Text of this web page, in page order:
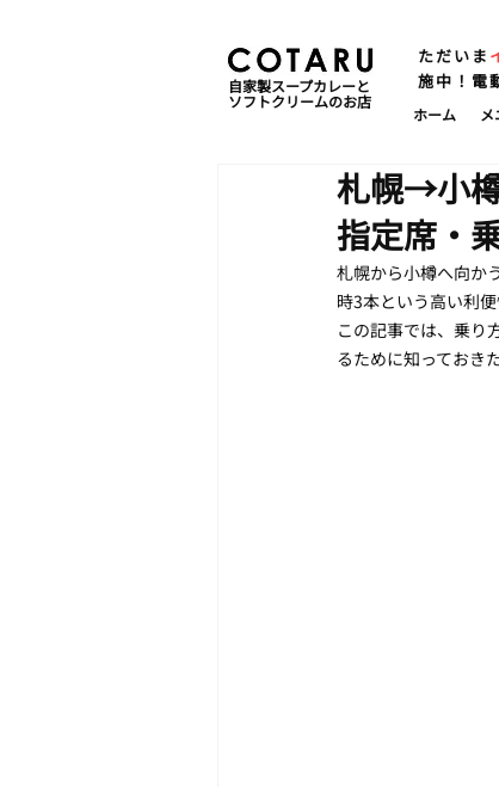
自家製スープカレーと
ソフトクリームのお店
ただいま
施中！電
ホーム
札幌→小
指定席・
札幌から小樽へ向か
時3本という高い利
この記事では、乗り
るために知っておき